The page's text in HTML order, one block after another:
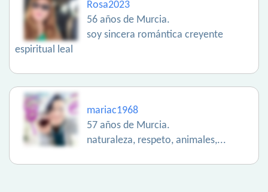
Rosa2023
56 años de Murcia.
soy sincera romántica creyente
espiritual leal
mariac1968
57 años de Murcia.
naturaleza, respeto, animales,...